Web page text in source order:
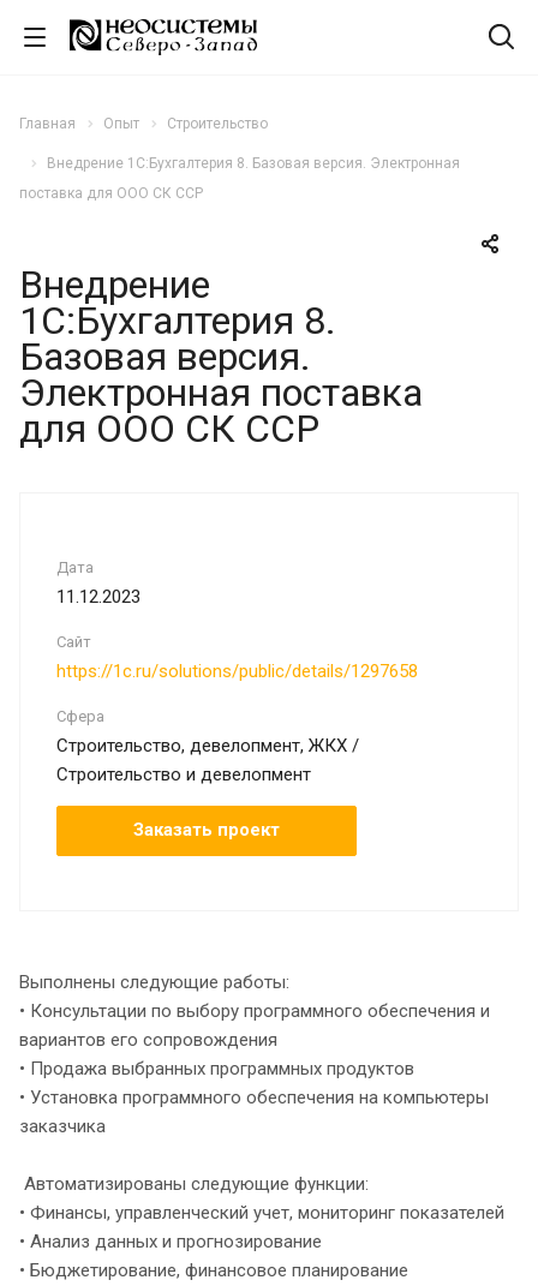
Главная Опыт Строительство
Внедрение 1С:Бухгалтерия 8. Базовая версия. Электронная
поставка для ООО СК ССР
Внедрение
1С:Бухгалтерия 8.
Базовая версия.
Электронная поставка
для ООО СК ССР
Дата
11.12.2023
Сайт
https://1c.ru/solutions/public/details/1297658
Сфера
Строительство, девелопмент, ЖКХ /
Строительство и девелопмент
Заказать проект
Выполнены следующие работы:
• Консультации по выбору программного обеспечения и
вариантов его сопровождения
• Продажа выбранных программных продуктов
• Установка программного обеспечения на компьютеры
заказчика
Автоматизированы следующие функции:
• Финансы, управленческий учет, мониторинг показателей
• Анализ данных и прогнозирование
• Бюджетирование, финансовое планирование